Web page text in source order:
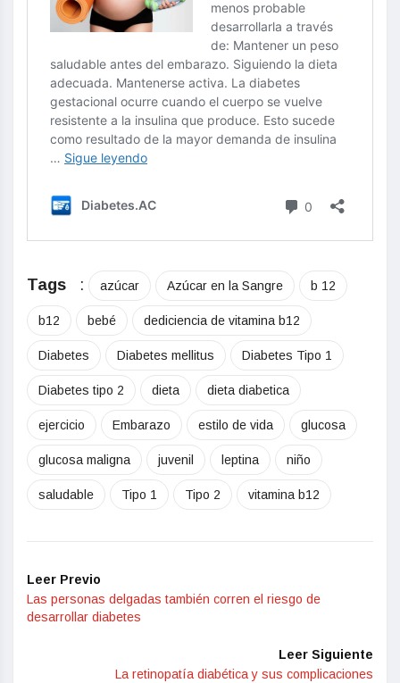
Tags : azúcar Azúcar en la Sangre b 12
b12 bebé dediciencia de vitamina b12
Diabetes Diabetes mellitus Diabetes Tipo 1
Diabetes tipo 2 dieta dieta diabetica
ejercicio Embarazo estilo de vida glucosa
glucosa maligna juvenil leptina niño
saludable Tipo 1 Tipo 2 vitamina b12
Leer Previo
Las personas delgadas también corren el riesgo de
desarrollar diabetes
Leer Siguiente
La retinopatía diabética y sus complicaciones